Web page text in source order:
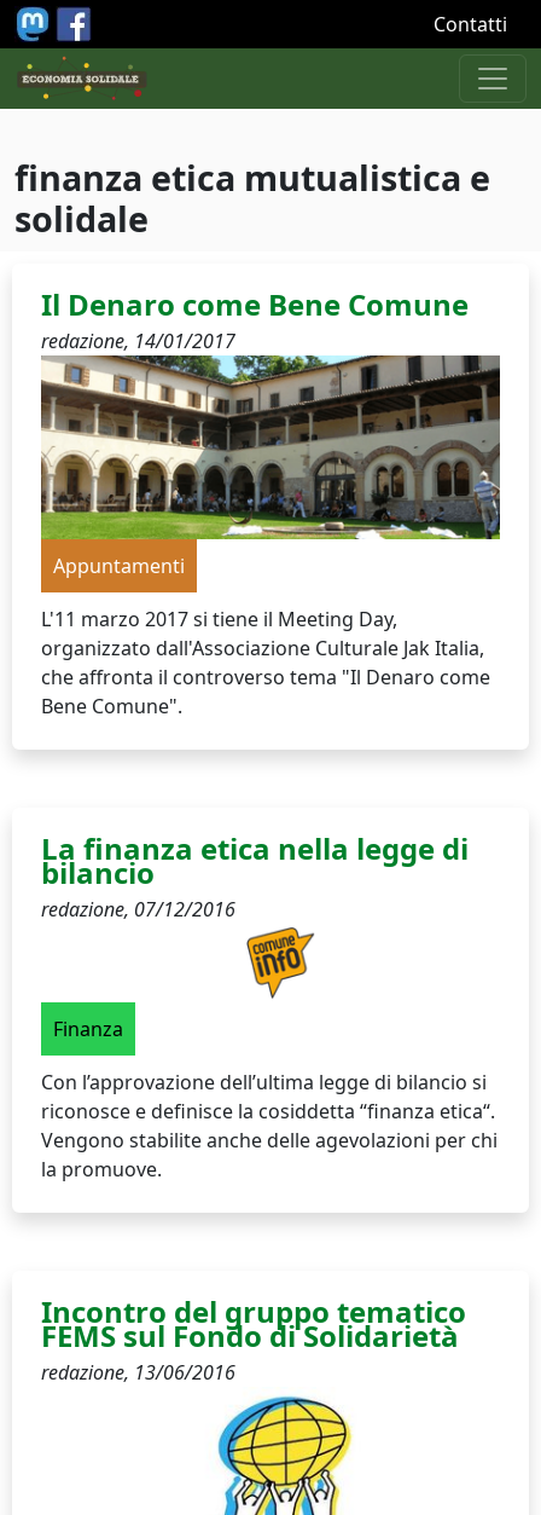
Salta al contenuto principale Contatti
finanza etica mutualistica e
solidale
Il Denaro come Bene Comune
redazione, 14/01/2017
Appuntamenti
L'11 marzo 2017 si tiene il Meeting Day,
organizzato dall'Associazione Culturale Jak Italia,
che affronta il controverso tema "Il Denaro come
Bene Comune".
La finanza etica nella legge di
bilancio
redazione, 07/12/2016
Finanza
Con l’approvazione dell’ultima legge di bilancio si
riconosce e definisce la cosiddetta “finanza etica“.
Vengono stabilite anche delle agevolazioni per chi
la promuove.
Incontro del gruppo tematico
FEMS sul Fondo di Solidarietà
redazione, 13/06/2016